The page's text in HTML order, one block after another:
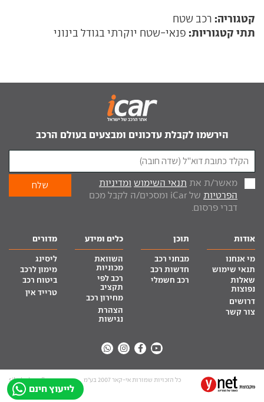
קטגוריה: רכב שטח
תתי קטגוריות: פנאי-שטח יוקרתי בגודל בינוני
לייעוץ חינם
הירשמו לקבלת עדכונים ומבצעים בעולם הרכב
מאשר/ת את תנאי השימוש ומדיניות
הפרטיות
של iCar ומסכים/ה לקבל מכם
דברי פרסום.
אודות
מי אנחנו
תנאי שימוש
שאלות
נפוצות
דרושים
צור קשר
תוכן
מבחני רכב
חדשות רכב
רכב חשמלי
כלים ומידע
השוואת
מכוניות
רכב לפי
תקציב
מחירון רכב
הצהרת
נגישות
מדורים
ליסינג
מימון לרכב
ביטוח רכב
טרייד אין
כל הזכויות שמורות אי-קאר 2007 בע”מ site by tq.soft